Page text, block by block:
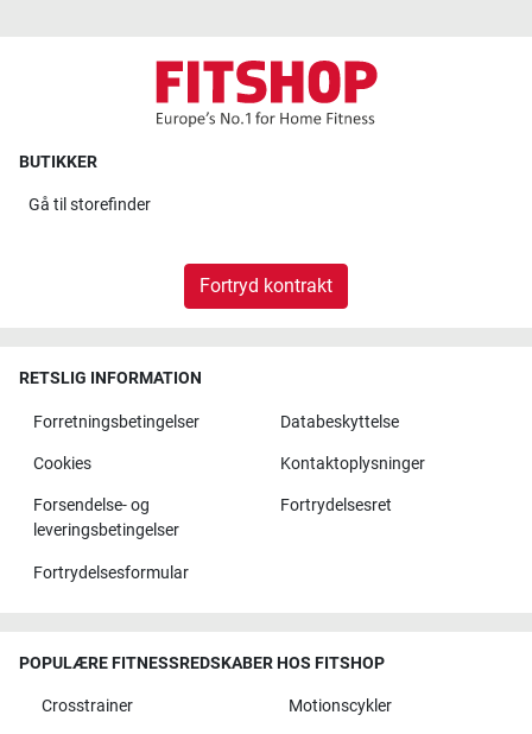
BUTIKKER
Gå til storefinder
Fortryd kontrakt
RETSLIG INFORMATION
Forretningsbetingelser Databeskyttelse
Cookies Kontaktoplysninger
Forsendelse- og
leveringsbetingelser
Fortrydelsesret
Fortrydelsesformular
POPULÆRE FITNESSREDSKABER HOS FITSHOP
Crosstrainer Motionscykler